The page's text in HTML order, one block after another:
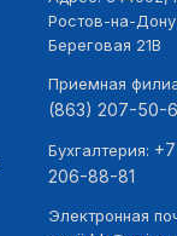
Ростов-на-
Береговая 21В
Приемная
(863) 207-50-
Бухгалтерия:
206-88-81
Электронная